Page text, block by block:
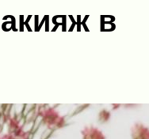
в